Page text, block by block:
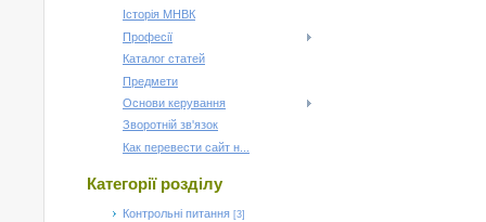
Історія МНВК
Професії
Каталог статей
Предмети
Основи керування
Зворотній зв'язок
Как перевести сайт н...
Категорії розділу
Контрольні питання [3]